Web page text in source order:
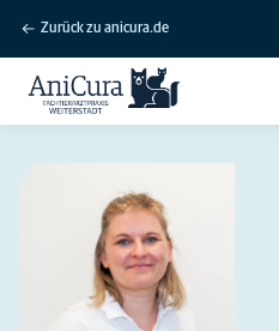
Zurück zu anicura.de